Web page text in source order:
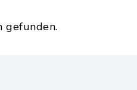
gefunden.